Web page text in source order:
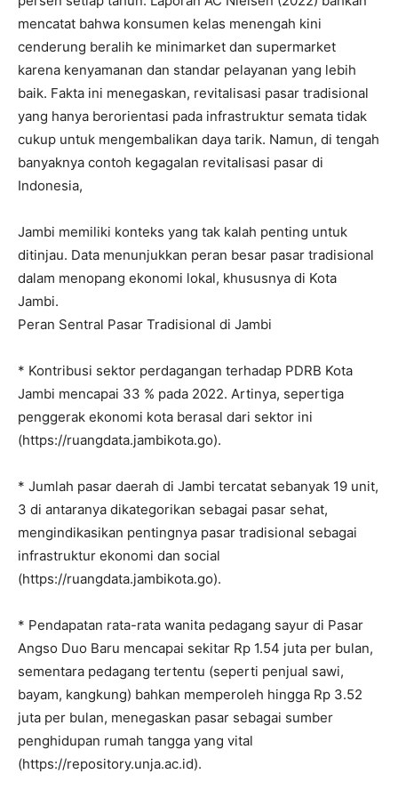
mencatat bahwa konsumen kelas menengah kini
cenderung beralih ke minimarket dan supermarket
karena kenyamanan dan standar pelayanan yang lebih
baik. Fakta ini menegaskan, revitalisasi pasar tradisional
yang hanya berorientasi pada infrastruktur semata tidak
cukup untuk mengembalikan daya tarik. Namun, di tengah
banyaknya contoh kegagalan revitalisasi pasar di
Indonesia,
Jambi memiliki konteks yang tak kalah penting untuk
ditinjau. Data menunjukkan peran besar pasar tradisional
dalam menopang ekonomi lokal, khususnya di Kota
Jambi.
Peran Sentral Pasar Tradisional di Jambi
* Kontribusi sektor perdagangan terhadap PDRB Kota
Jambi mencapai 33 % pada 2022. Artinya, sepertiga
penggerak ekonomi kota berasal dari sektor ini
(https://ruangdata.jambikota.go).
* Jumlah pasar daerah di Jambi tercatat sebanyak 19 unit,
3 di antaranya dikategorikan sebagai pasar sehat,
mengindikasikan pentingnya pasar tradisional sebagai
infrastruktur ekonomi dan social
(https://ruangdata.jambikota.go).
* Pendapatan rata-rata wanita pedagang sayur di Pasar
Angso Duo Baru mencapai sekitar Rp 1.54 juta per bulan,
sementara pedagang tertentu (seperti penjual sawi,
bayam, kangkung) bahkan memperoleh hingga Rp 3.52
juta per bulan, menegaskan pasar sebagai sumber
penghidupan rumah tangga yang vital
(https://repository.unja.ac.id).